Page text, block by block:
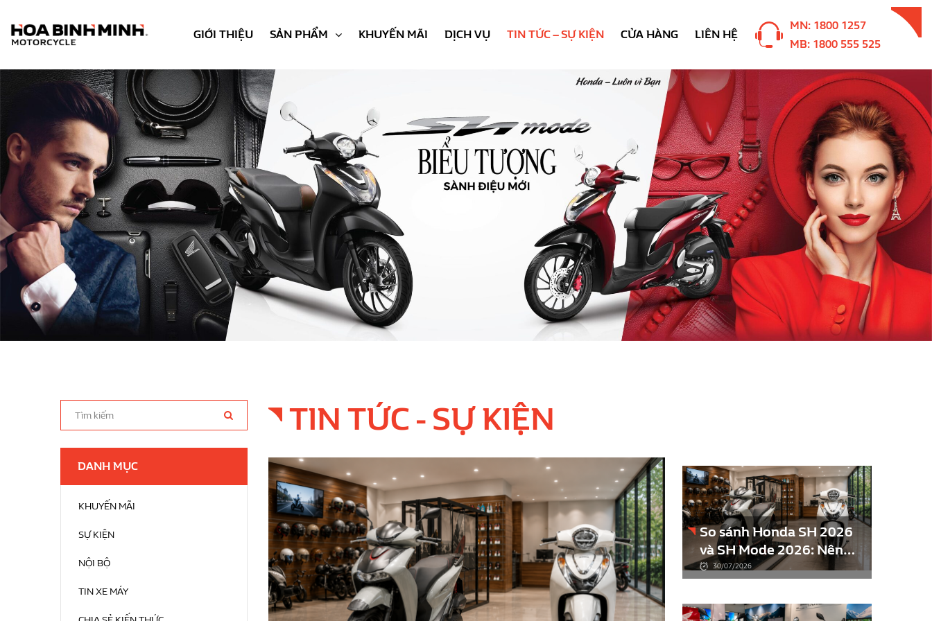
GIỚI THIỆU SẢN PHẨM KHUYẾN MÃI DỊCH VỤ TIN TỨC – SỰ KIỆN CỬA HÀNG LIÊN HỆ
MN: 1800 1257
MB: 1800 555 525
DANH MỤC
KHUYẾN MÃI
SỰ KIỆN
NỘI BỘ
TIN XE MÁY
TIN TỨC - SỰ KIỆN
So sánh Honda SH 2026
và SH Mode 2026: Nên
mua xe nào đáng tiền
30/07/2026